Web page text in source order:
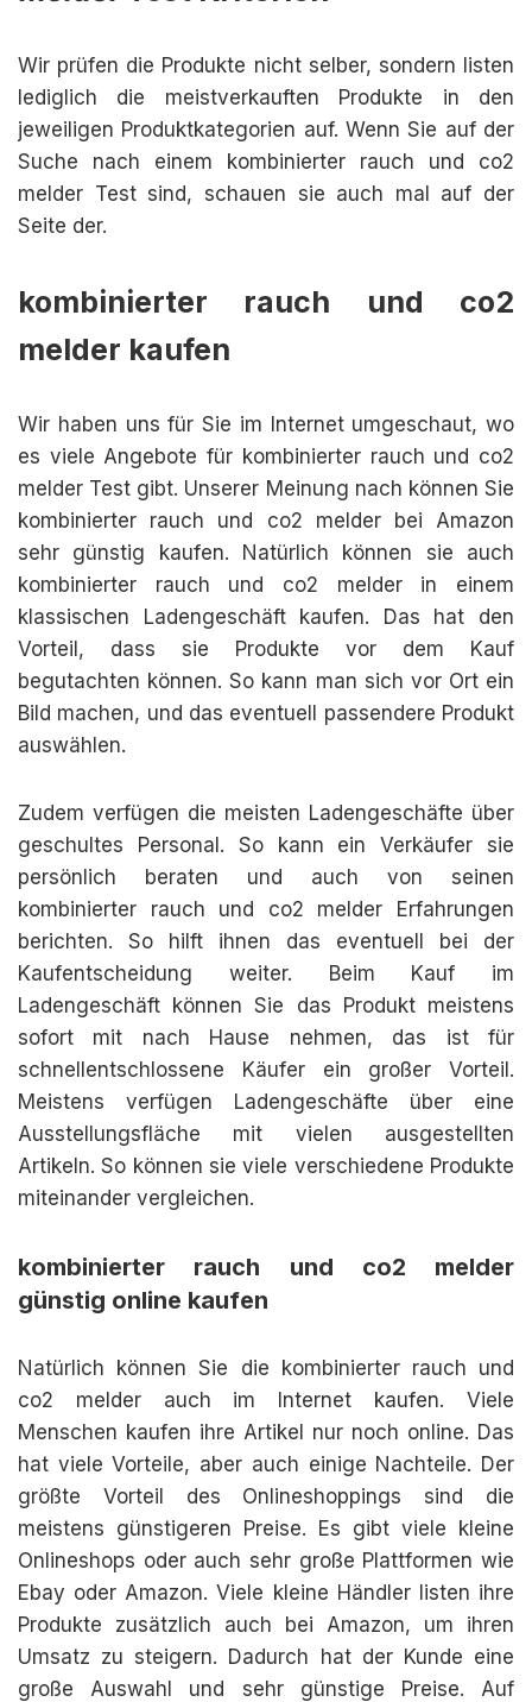
Wir prüfen die Produkte nicht selber, sondern listen
lediglich die meistverkauften Produkte in den
jeweiligen Produktkategorien auf. Wenn Sie auf der
Suche nach einem kombinierter rauch und co2
melder Test sind, schauen sie auch mal auf der
Seite der.
kombinierter rauch und co2
melder kaufen
Wir haben uns für Sie im Internet umgeschaut, wo
es viele Angebote für kombinierter rauch und co2
melder Test gibt. Unserer Meinung nach können Sie
kombinierter rauch und co2 melder bei Amazon
sehr günstig kaufen. Natürlich können sie auch
kombinierter rauch und co2 melder in einem
klassischen Ladengeschäft kaufen. Das hat den
Vorteil, dass sie Produkte vor dem Kauf
begutachten können. So kann man sich vor Ort ein
Bild machen, und das eventuell passendere Produkt
auswählen.
Zudem verfügen die meisten Ladengeschäfte über
geschultes Personal. So kann ein Verkäufer sie
persönlich beraten und auch von seinen
kombinierter rauch und co2 melder Erfahrungen
berichten. So hilft ihnen das eventuell bei der
Kaufentscheidung weiter. Beim Kauf im
Ladengeschäft können Sie das Produkt meistens
sofort mit nach Hause nehmen, das ist für
schnellentschlossene Käufer ein großer Vorteil.
Meistens verfügen Ladengeschäfte über eine
Ausstellungsfläche mit vielen ausgestellten
Artikeln. So können sie viele verschiedene Produkte
miteinander vergleichen.
kombinierter rauch und co2 melder
günstig online kaufen
Natürlich können Sie die kombinierter rauch und
co2 melder auch im Internet kaufen. Viele
Menschen kaufen ihre Artikel nur noch online. Das
hat viele Vorteile, aber auch einige Nachteile. Der
größte Vorteil des Onlineshoppings sind die
meistens günstigeren Preise. Es gibt viele kleine
Onlineshops oder auch sehr große Plattformen wie
Ebay oder Amazon. Viele kleine Händler listen ihre
Produkte zusätzlich auch bei Amazon, um ihren
Umsatz zu steigern. Dadurch hat der Kunde eine
große Auswahl und sehr günstige Preise. Auf